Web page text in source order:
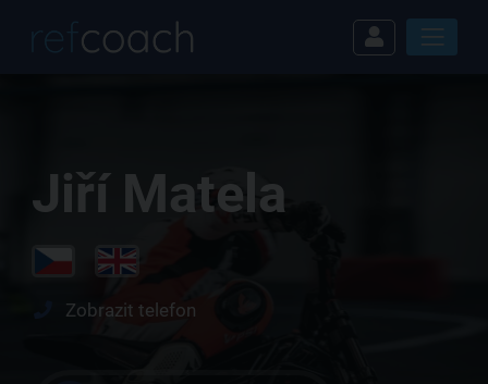
Jiří Matela
Zobrazit telefon